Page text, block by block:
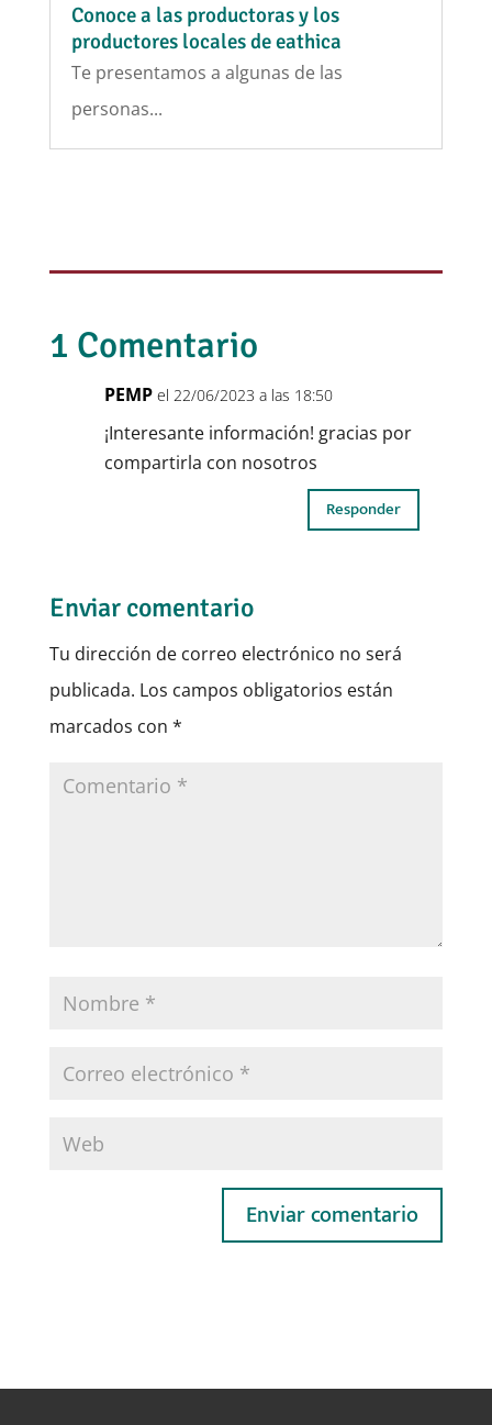
Conoce a las productoras y los
productores locales de eathica
Te presentamos a algunas de las
personas...
1 Comentario
PEMP el 22/06/2023 a las 18:50
¡Interesante información! gracias por
compartirla con nosotros
Responder
Enviar comentario
Tu dirección de correo electrónico no será
publicada. Los campos obligatorios están
marcados con *